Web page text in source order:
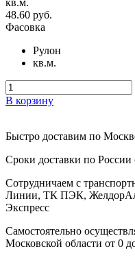
кв.м.
48.60 руб.
Фасовка
Рулон
кв.м.
В корзину
Быстро доставим по
Сроки доставки по России
Сотрудничаем с
Линии, ТК ПЭК,
Экспресс
Самостоятельно
Московской области от 0